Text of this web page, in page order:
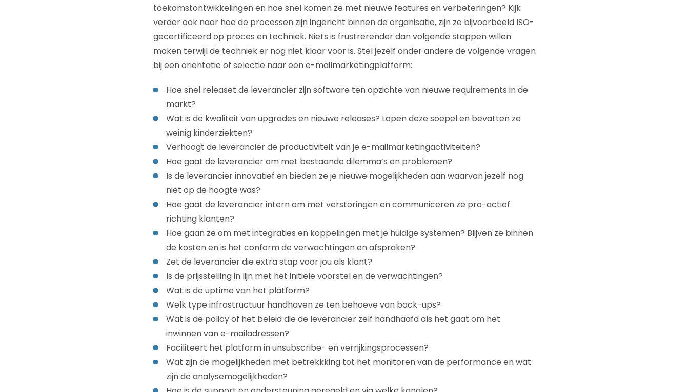
toekomstontwikkelingen en hoe snel komen ze met nieuwe features en verbeteringen? Kijk
verder ook naar hoe de processen zijn ingericht binnen de organisatie, zijn ze bijvoorbeeld ISO-
gecertificeerd op proces en techniek. Niets is frustrerender dan volgende stappen willen
maken terwijl de techniek er nog niet klaar voor is. Stel jezelf onder andere de volgende vragen
bij een oriëntatie of selectie naar een e-mailmarketingplatform:
Hoe snel releaset de leverancier zijn software ten opzichte van nieuwe requirements in de
markt?
Wat is de kwaliteit van upgrades en nieuwe releases? Lopen deze soepel en bevatten ze
weinig kinderziekten?
Verhoogt de leverancier de productiviteit van je e-mailmarketingactiviteiten?
Hoe gaat de leverancier om met bestaande dilemma’s en problemen?
Is de leverancier innovatief en bieden ze je nieuwe mogelijkheden aan waarvan jezelf nog
niet op de hoogte was?
Hoe gaat de leverancier intern om met verstoringen en communiceren ze pro-actief
richting klanten?
Hoe gaan ze om met integraties en koppelingen met je huidige systemen? Blijven ze binnen
de kosten en is het conform de verwachtingen en afspraken?
Zet de leverancier die extra stap voor jou als klant?
Is de prijsstelling in lijn met het initiële voorstel en de verwachtingen?
Wat is de uptime van het platform?
Welk type infrastructuur handhaven ze ten behoeve van back-ups?
Wat is de policy of het beleid die de leverancier zelf handhaafd als het gaat om het
inwinnen van e-mailadressen?
Faciliteert het platform in unsubscribe- en verrijkingsprocessen?
Wat zijn de mogelijkheden met betrekkking tot het monitoren van de performance en wat
zijn de analysemogelijkheden?